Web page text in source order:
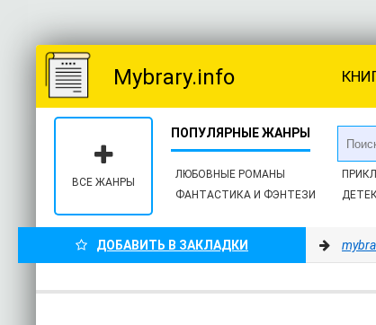
Mybrary.info
ЛЮБОВНЫЕ РОМАНЫ
ФАНТАСТИКА И ФЭНТЕЗИ
ВСЕ ЖАНРЫ
ДОБАВИТЬ В ЗАКЛАДКИ